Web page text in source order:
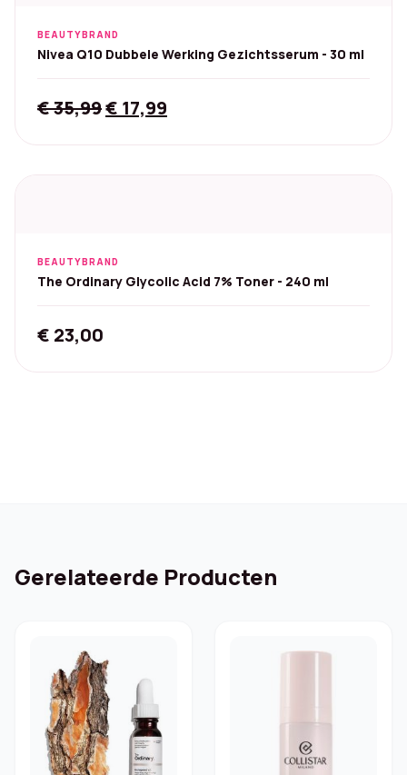
BEAUTYBRAND
Nivea Q10 Dubbele Werking Gezichtsserum - 30 ml
€35,99Original
€ 17,99
BEAUTYBRAND
The Ordinary Glycolic Acid 7% Toner - 240 ml
€ 23,00
Gerelateerde Producten